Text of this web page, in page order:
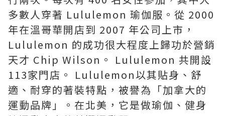
多數人穿著 Lululemon 瑜伽服。從 2000
年在溫哥華開店到 2007 年公司上市，
Lululemon 的成功很大程度上歸功於營銷
天才 Chip Wilson。 Lululemon 共開設
113家門店。 Lululemon以其貼身、舒
適、耐穿的著裝特點，被譽為「加拿大的
運動品牌」。在北美，它是做瑜伽、健身